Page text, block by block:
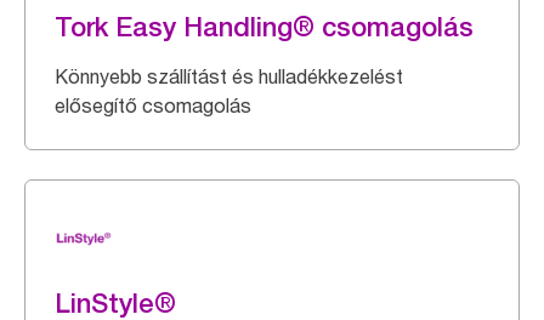
Tork Easy Handling® csomagolás
Könnyebb szállítást és hulladékkezelést
elősegítő csomagolás
LinStyle®